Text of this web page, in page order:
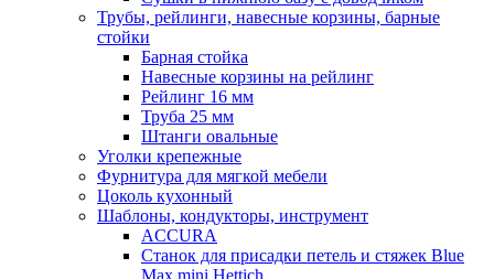
Трубы, рейлинги, навесные корзины, барные
стойки
Барная стойка
Навесные корзины на рейлинг
Рейлинг 16 мм
Труба 25 мм
Штанги овальные
Уголки крепежные
Фурнитура для мягкой мебели
Цоколь кухонный
Шаблоны, кондукторы, инструмент
ACCURA
Станок для присадки петель и стяжек Blue